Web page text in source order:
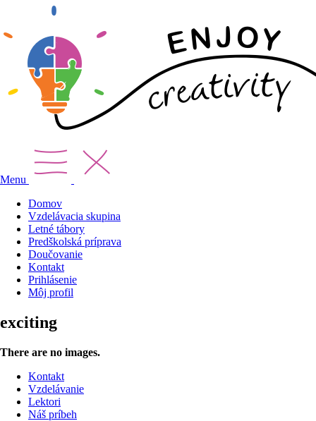
Menu
Domov
Vzdelávacia skupina
Letné tábory
Predškolská príprava
Doučovanie
Kontakt
Prihlásenie
Môj profil
exciting
There are no images.
Kontakt
Vzdelávanie
Lektori
Náš príbeh